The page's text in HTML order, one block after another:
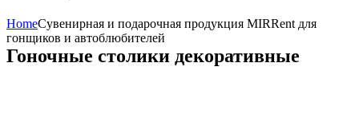
HomeСувенирная и подарочная продукция MIRRent для
гонщиков и автоблюбителей
Гоночные столики декоративные